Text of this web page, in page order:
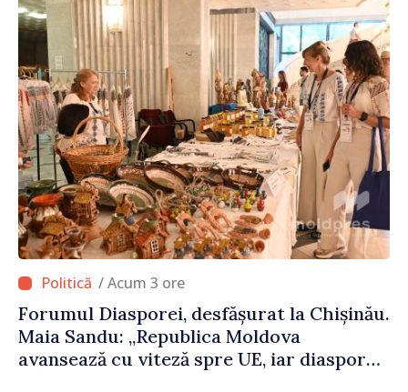
/ Acum 3 ore
Forumul Diasporei, desfășurat la Chișinău.
Maia Sandu: „Republica Moldova
avansează cu viteză spre UE, iar diaspora